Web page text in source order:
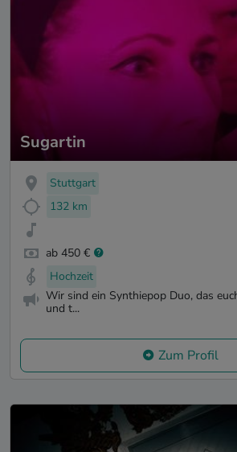
Sugartin
Stuttgart
132 km
ab 450 €
Hochzeit
Wir sind ein Synthiepop Duo, das
und t...
Zum Profil